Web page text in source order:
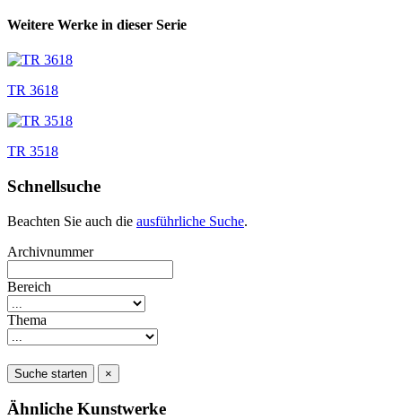
Weitere Werke in dieser Serie
TR 3618
TR 3518
Schnellsuche
Beachten Sie auch die ausführliche Suche.
Archivnummer
Bereich
Thema
Suche starten ×
Ähnliche Kunstwerke